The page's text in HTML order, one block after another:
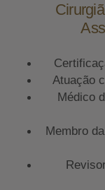
Atuação
Médico
Membro